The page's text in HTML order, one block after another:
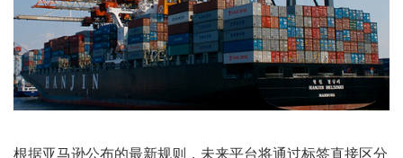
根据亚马逊公布的最新规则，未来平台将通过标签直接区分